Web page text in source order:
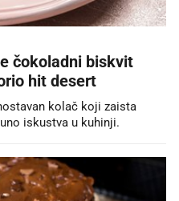
čokoladni biskvit
hit desert
kolač koji zaista
iskustva u kuhinji.